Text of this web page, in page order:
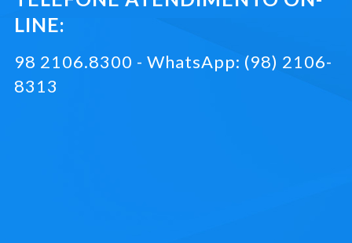
LINE:
98 2106.8300 - WhatsApp: (98) 2106-
8313